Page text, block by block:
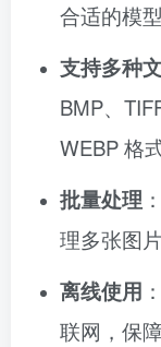
合适的模型
支持多种
BMP、
WEBP 格式
批量处理
理多张图
离线使用
联网，保